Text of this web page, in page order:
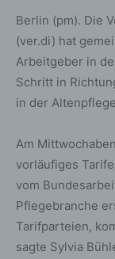
Berlin (pm). Die
(ver.di) hat
Arbeitgeber in
Schritt in
in der
Am
vorläufiges
vom
Pflegebranche
Tarifparteien,
sagte Sylvia